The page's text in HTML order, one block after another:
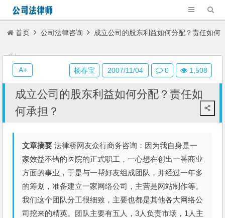
首页 公司法律咨询 成立公司的股东利益如何分配？责任如何
承担？
成立公司的股东利益如何分配？责任如
何承担？
文章摘要 法律桥网友众行商务咨询：因为我自身是一
家效益不错的医院的正式职工，一心想在创出一番商业
方面的事业，于是与一帮好友组成团队，并经过一年多
的筹划，准备建立一家网络公司，主营是网站制作等。
我们这个团队分工很细致，主要也都是其他各大网络公
司挖来的精英。团队主要有五人，3人负责市场，1人主
杨春宝 2007/11/04 0 1,508
A+